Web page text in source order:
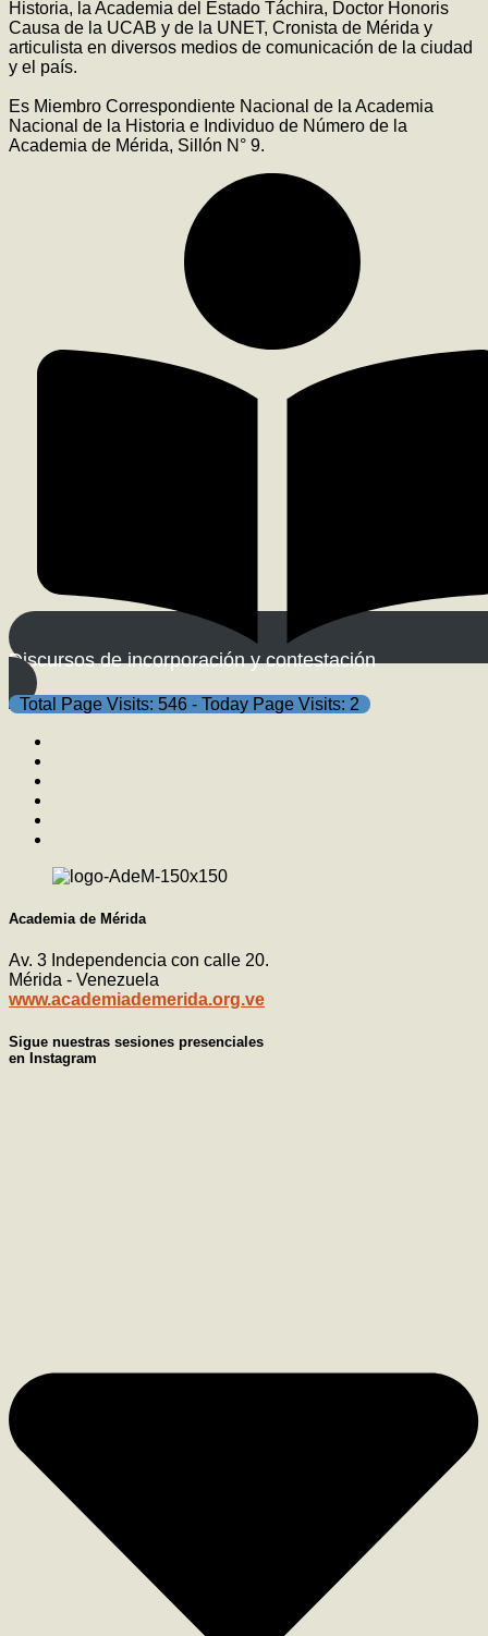
Historia, la Academia del Estado Táchira, Doctor Honoris
Causa de la UCAB y de la UNET, Cronista de Mérida y
articulista en diversos medios de comunicación de la ciudad
y el país.
Es Miembro Correspondiente Nacional de la Academia
Nacional de la Historia e Individuo de Número de la
Academia de Mérida, Sillón N° 9.
Discursos de incorporación y contestación
Total Page Visits: 546 - Today Page Visits: 2
Academia de Mérida
Av. 3 Independencia con calle 20.
Mérida - Venezuela
www.academiademerida.org.ve
Sigue nuestras sesiones presenciales
en Instagram